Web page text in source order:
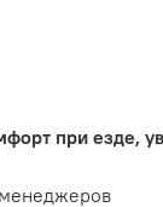
при езде,